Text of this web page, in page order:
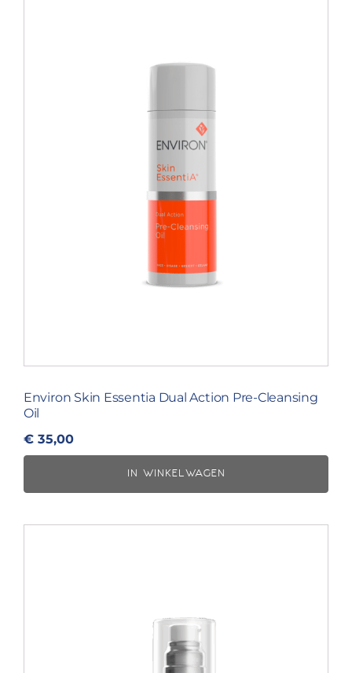
Environ Skin Essentia Dual Action Pre-Cleansing
Oil
€ 35,00
IN WINKELWAGEN